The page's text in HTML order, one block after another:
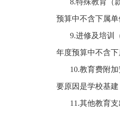
8.特殊教育（
预算中不含下属
9.进修及培训
年度预算中不含
10.教育费附
要原因是学校基
11.其他教育